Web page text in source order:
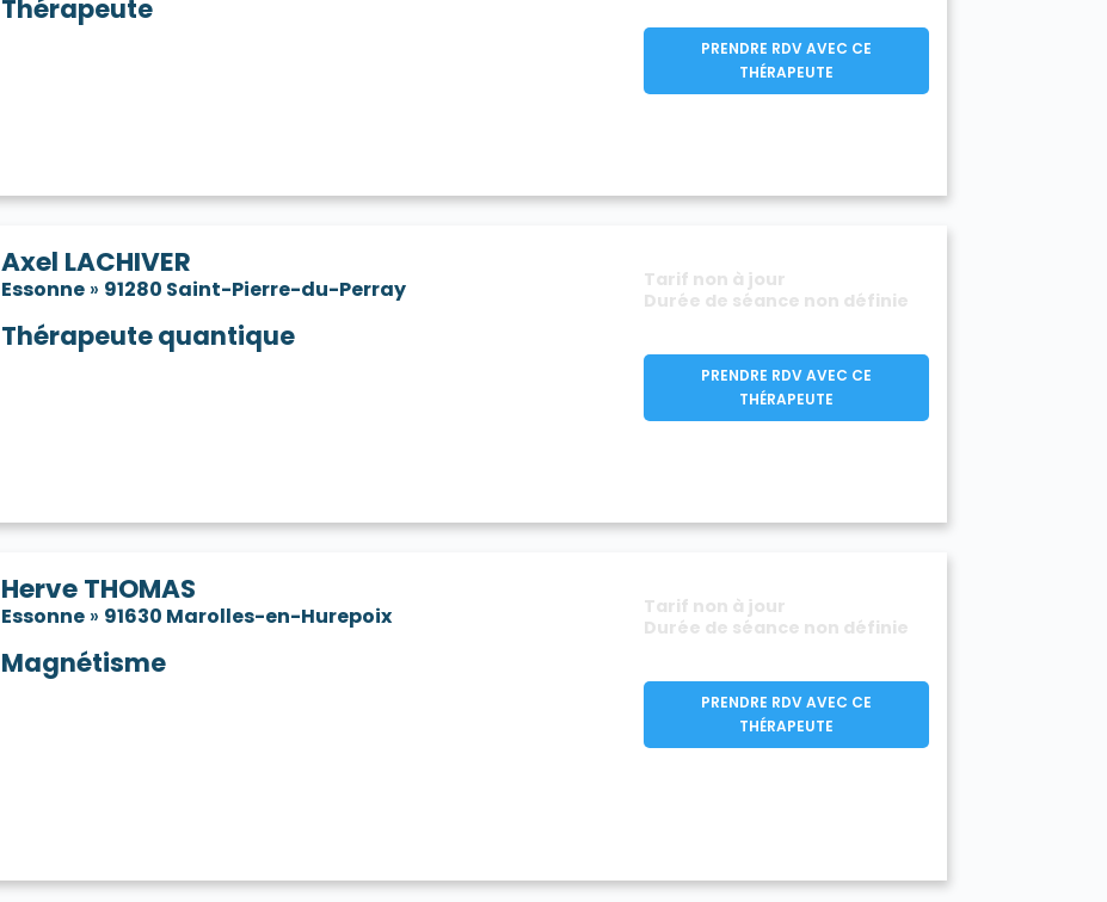
Thérapeute
PRENDRE RDV AVEC CE
THÉRAPEUTE
Axel LACHIVER
Essonne » 91280 Saint-Pierre-du-Perray
Thérapeute quantique
Tarif non à jour
Durée de séance non définie
PRENDRE RDV AVEC CE
THÉRAPEUTE
Herve THOMAS
Essonne » 91630 Marolles-en-Hurepoix
Magnétisme
Tarif non à jour
Durée de séance non définie
PRENDRE RDV AVEC CE
THÉRAPEUTE